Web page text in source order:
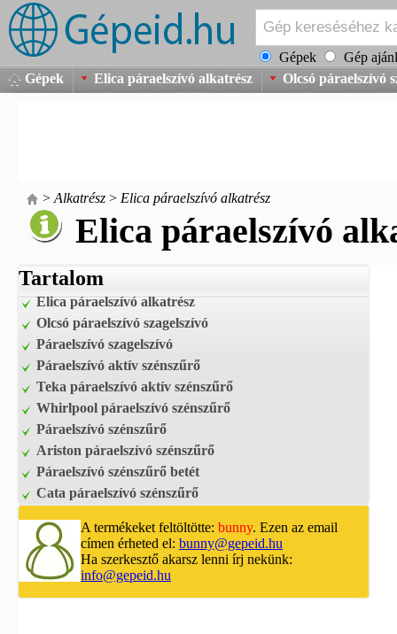
Gépek
Gép
Gépek
Elica páraelszívó alkatrész Olcsó páraelszívó
> Alkatrész > Elica páraelszívó alkatrész
Elica páraelszívó
Tartalom
Elica páraelszívó alkatrész
Olcsó páraelszívó szagelszívó
Páraelszívó szagelszívó
Páraelszívó aktív szénszűrő
Teka páraelszívó aktív szénszűrő
Whirlpool páraelszívó szénszűrő
Páraelszívó szénszűrő
Ariston páraelszívó szénszűrő
Páraelszívó szénszűrő betét
Cata páraelszívó szénszűrő
A termékeket feltöltötte: bunny. Ezen az email
címen érheted el: bunny@gepeid.hu
Ha szerkesztő akarsz lenni írj nekünk:
info@gepeid.hu